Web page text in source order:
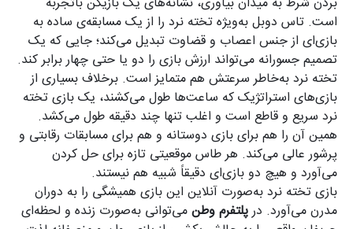
است. تاس دوبل به‌ویژه تخته نرد را از یک مسابقه‌ی ساده به
بازی‌ای از جنس اعصاب و قضاوت تبدیل می‌کند؛ جایی که یک
تصمیم جسورانه می‌تواند ارزش بازی را دو یا حتی چهار برابر کند.
تخته نرد به‌خاطر سرعتش هم متمایز است. برخلاف بسیاری از
بازی‌های استراتژیک که ساعت‌ها طول می‌کشند، یک بازی تخته
نرد سریع و قاطع است و اغلب تنها چند دقیقه طول می‌کشد.
همین آن را هم برای بازی دوستانه و هم برای مسابقات رقابتی و
پرشور عالی می‌کند. هر طاس موقعیتی تازه برای حل کردن
می‌آورد و هیچ دو بازی‌ای دقیقاً شبیه هم نیستند.
بازی تخته نرد به‌صورت آنلاین این بازی همیشگی را به دوران
مدرن می‌آورد. درپلتفرم وطنمی‌توانی به‌صورت زنده و لحظه‌ای